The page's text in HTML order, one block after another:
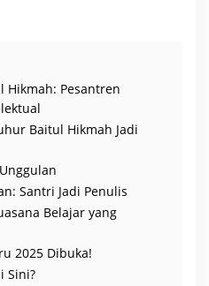
Hikmah: Pesantren
Baitul Hikmah Jadi
Santri Jadi Penulis
Belajar yang
2025 Dibuka!
Sini?